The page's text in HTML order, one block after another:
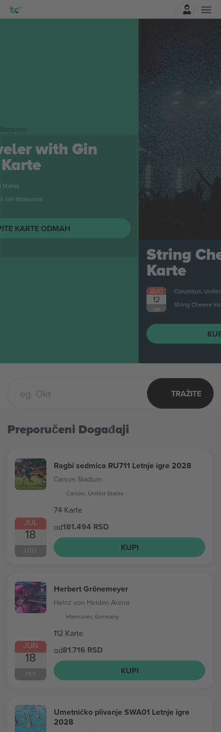
String Cheese Incident
KUPITE KARTE ODMAH
TRAŽITE
Preporučeni Događaji
JUL
18
UTO
Ragbi sedmica RU711 Letnje igre 2028
Carson Stadium
Carson, United States
74 Karte
od181.494 RSD
KUPI
JUN
18
PET
Herbert Grönemeyer
Heinz von Heiden Arena
Hannover, Germany
112 Karte
od81.716 RSD
KUPI
Umetničko plivanje SWA01 Letnje igre
2028